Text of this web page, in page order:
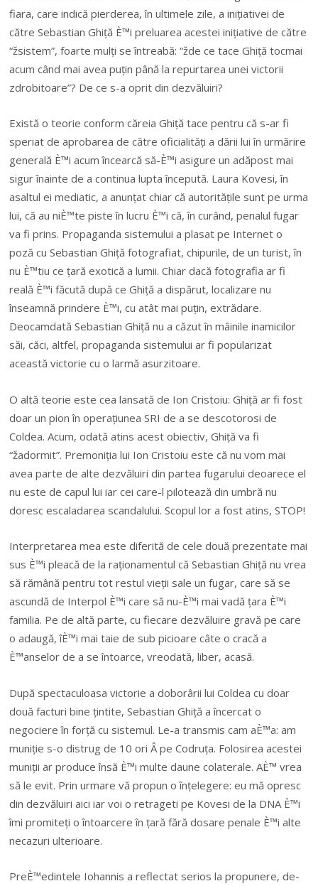
fiara, care indică pierderea, în ultimele zile, a inițiativei de
către Sebastian Ghiță È™i preluarea acestei inițiative de către
“žsistem”, foarte mulți se întreabă: “žde ce tace Ghiță tocmai
acum când mai avea puțin până la repurtarea unei victorii
zdrobitoare”? De ce s-a oprit din dezvăluiri?
Există o teorie conform căreia Ghiță tace pentru că s-ar fi
speriat de aprobarea de către oficialități a dării lui în urmărire
generală È™i acum încearcă să-È™i asigure un adăpost mai
sigur înainte de a continua lupta începută. Laura Kovesi, în
asaltul ei mediatic, a anunțat chiar că autoritățile sunt pe urma
lui, că au niÈ™te piste în lucru È™i că, în curând, penalul fugar
va fi prins. Propaganda sistemului a plasat pe Internet o
poză cu Sebastian Ghiță fotografiat, chipurile, de un turist, în
nu È™tiu ce țară exotică a lumii. Chiar dacă fotografia ar fi
reală È™i făcută după ce Ghiță a dispărut, localizare nu
înseamnă prindere È™i, cu atât mai puțin, extrădare.
Deocamdată Sebastian Ghiță nu a căzut în mâinile inamicilor
săi, căci, altfel, propaganda sistemului ar fi popularizat
această victorie cu o larmă asurzitoare.
O altă teorie este cea lansată de Ion Cristoiu: Ghiță ar fi fost
doar un pion în operațiunea SRI de a se descotorosi de
Coldea. Acum, odată atins acest obiectiv, Ghiță va fi
“žadormit”. Premoniția lui Ion Cristoiu este că nu vom mai
avea parte de alte dezvăluiri din partea fugarului deoarece el
nu este de capul lui iar cei care-l pilotează din umbră nu
doresc escaladarea scandalului. Scopul lor a fost atins, STOP!
Interpretarea mea este diferită de cele două prezentate mai
sus È™i pleacă de la raționamentul că Sebastian Ghiță nu vrea
să rămână pentru tot restul vieții sale un fugar, care să se
ascundă de Interpol È™i care să nu-È™i mai vadă țara È™i
familia. Pe de altă parte, cu fiecare dezvăluire gravă pe care
o adaugă, îÈ™i mai taie de sub picioare câte o cracă a
È™anselor de a se întoarce, vreodată, liber, acasă.
După spectaculoasa victorie a doborârii lui Coldea cu doar
două facturi bine țintite, Sebastian Ghiță a încercat o
negociere în forță cu sistemul. Le-a transmis cam aÈ™a: am
muniție s-o distrug de 10 ori Â pe Codruța. Folosirea acestei
muniții ar produce însă È™i multe daune colaterale. AÈ™ vrea
să le evit. Prin urmare vă propun o înțelegere: eu mă opresc
din dezvăluiri aici iar voi o retrageti pe Kovesi de la DNA È™i
îmi promiteți o întoarcere în țară fără dosare penale È™i alte
necazuri ulterioare.
PreÈ™edintele Iohannis a reflectat serios la propunere, de-